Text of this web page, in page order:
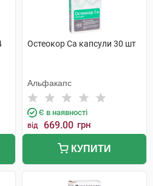
Остеокор Cа капсули 30 шт
Альфакапс
Є в наявності
від 669.00 грн
КУПИТИ